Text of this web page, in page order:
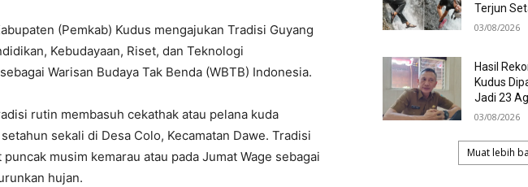
(Pemkab) Kudus mengajukan Tradisi Guyang
Kebudayaan, Riset, dan Teknologi
Warisan Budaya Tak Benda (WBTB) Indonesia.
rutin membasuh cekathak atau pelana kuda
sekali di Desa Colo, Kecamatan Dawe. Tradisi
musim kemarau atau pada Jumat Wage sebagai
hujan.
Terjun
03/08/2026
Hasil
Kudus
Jadi 23
03/08/2026
Muat lebih